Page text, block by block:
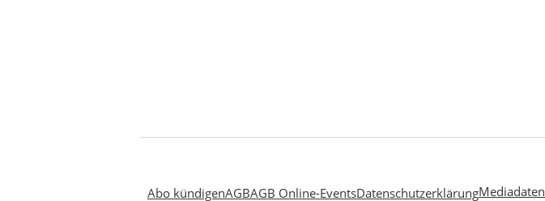
Abo kündigenAGBAGB Online-EventsDatenschutzerklärungMediadaten